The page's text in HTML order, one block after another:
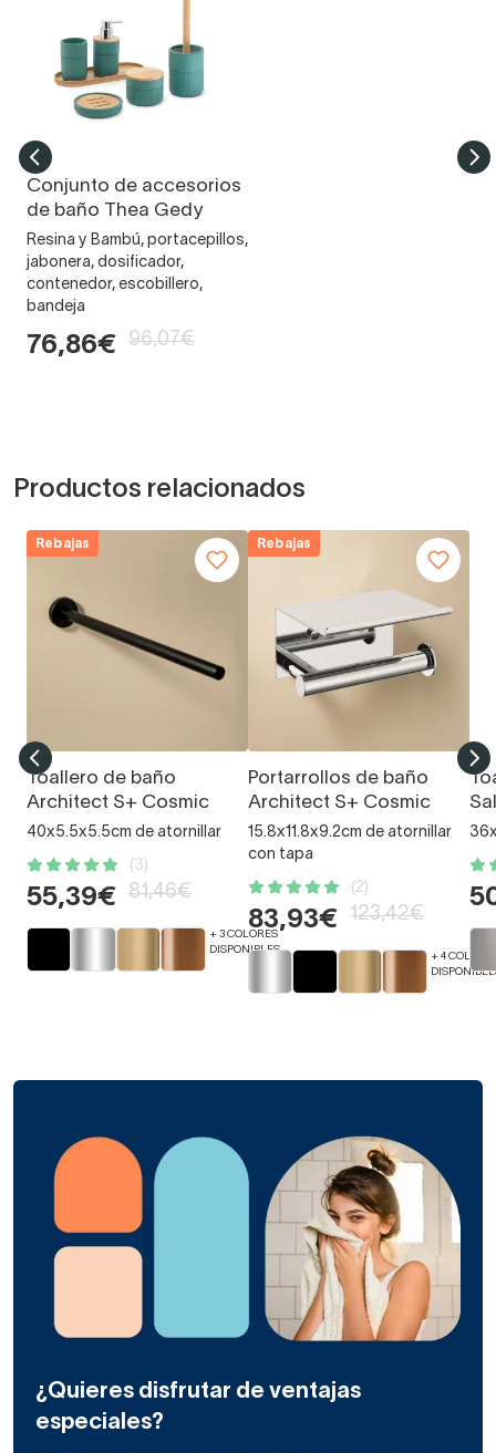
Conjunto de accesorios
de baño Thea Gedy
Resina y Bambú, portacepillos,
jabonera, dosificador,
contenedor, escobillero,
bandeja
76,86€ 96,07€
Productos relacionados
Rebajas
Toallero de baño
Architect S+ Cosmic
40x5.5x5.5cm de atornillar
(3)
55,39€ 81,46€
+ 3 COLORES
DISPONIBLES
Rebajas
Portarrollos de baño
Architect S+ Cosmic
15.8x11.8x9.2cm de atornillar
con tapa
(2)
83,93€ 123,42€
+ 4
¿Quieres disfrutar de ventajas
especiales?